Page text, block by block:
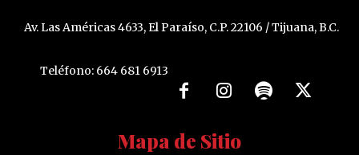
Av. Las Américas 4633, El Paraíso, C.P. 22106 / Tijuana, B.C.
Teléfono: 664 681 6913
Mapa de Sitio